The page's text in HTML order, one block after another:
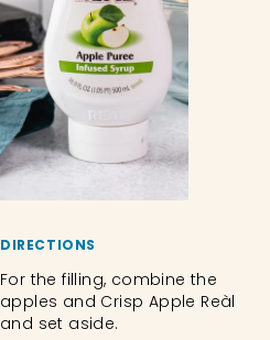
DIRECTIONS
For the filling, combine the
apples and Crisp Apple Reàl
and set aside.